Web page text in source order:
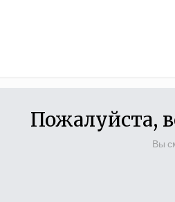
Пожалуйста,
Вы